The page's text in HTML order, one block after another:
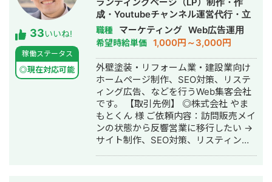
+評判」で1位、「転職エージェント お
すすめ」で10位以内を獲得。
#YouTube ・法人向けYouTubeチャン
ネル運営に立ち上げ時から携わり、チ
ャンネル登録者数4,000人、月間商談獲
得10〜15件達成。 →企画、台本作成、
撮影、編集、分析全て担当。 ■ 主な経
験業界 ・買取サービス ・不用品回収
・人材紹介：toC/toBいずれも経験あり
・営業代行 ・SaaS ・広告代理店 ・飲
食店 ・官公庁
入職。臨床の現場で集客・経営課題を
肌で感じ、デジタルマーケティングへ
の関心が深まる。 ■ 誠美接骨院 創
業・FC学習塾 オーナー就任 岐阜県に
「誠美接骨院」を開業。県下初の取り
組みとして交通事故専門弁護士法人と
の業務提携を締結し、客単価80,000円
の高単価ビジネスモデルを確立。その
後、FC学習塾「キミノスクール岐阜
校」のオーナーとしても教育事業に参
入。自院・塾の集客でSNSやLINEを活
用したデジタルマーケティングを実
践・検証する中で、中小企業向けの
33いいね!
稼働ステータス
◎現在対応可能
成・Youtubeチャンネル運営代行・立
ち上げ・SEO対策・新規事業立上・
SNS運用代行・記事作成代行・ライテ
ィング・ホームページ制作・作成・バ
ナー制作・デザイン・リスティング広
告運用代行・オウンドメディア制作・
構築・運用代行・動画制作・動画編集
職種 マーケティング Web広告運用
希望時給単価 1,000円～3,000円
外壁塗装・リフォーム業・建設業向け
ホームページ制作、SEO対策、リステ
ィング広告、などを行うWeb集客会社
です。 【取引先例】 ◎株式会社 やま
もとくん 様 ご依頼内容：訪問販売メイ
ンの状態から反響営業に移行したい →
サイト制作、SEO対策、リスティング